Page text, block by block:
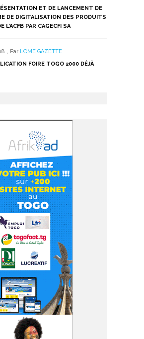
ET DE LANCEMENT DE
DE DIGITALISATION DES PRODUITS
L’ACFB PAR CAGECFI SA
, Par LOME GAZETTE
FOIRE TOGO 2000 DÉJÀ